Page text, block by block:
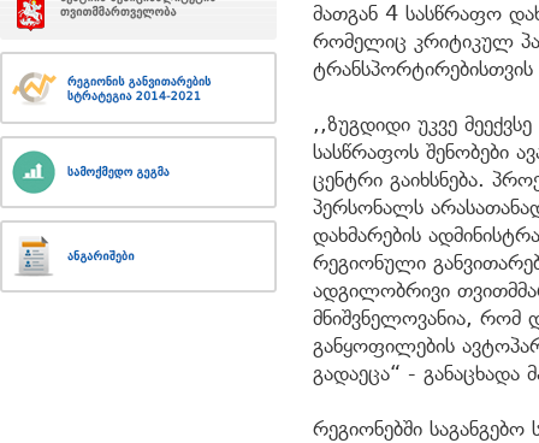
მათგან 4 სასწრაფო
რომელიც კრიტიკულ
ტრანსპორტირებისთვის
,,ზუგდიდი უკვე
სასწრაფოს შენობები
ცენტრი გაიხსნება.
პერსონალს
დახმარების
რეგიონული
ადგილობრივი
მნიშვნელოვანია, რომ
განყოფილების
გადაეცა“ - განაცხადა
რეგიონებში